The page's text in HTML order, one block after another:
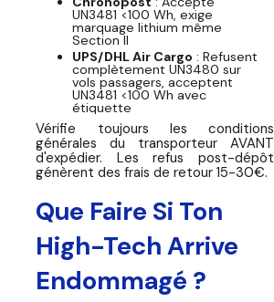
UN3481 <100 Wh, exige
marquage lithium même
Section II
UPS/DHL Air Cargo : Refusent
complètement UN3480 sur
vols passagers, acceptent
UN3481 <100 Wh avec
étiquette
Vérifie toujours les conditions
générales du transporteur AVANT
d'expédier. Les refus post-dépôt
génèrent des frais de retour 15-30€.
Que Faire Si Ton
High-Tech Arrive
Endommagé ?